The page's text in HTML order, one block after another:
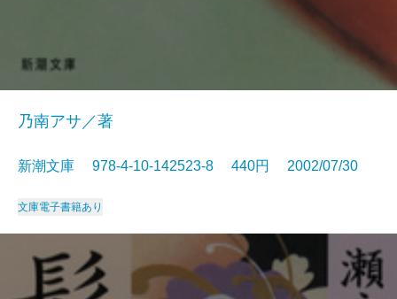
乃南アサ／著
新潮文庫 978-4-10-142523-8 440円 2002/07/30
文庫電子書籍あり